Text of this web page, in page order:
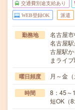
交通費別途支給あり
WEB登録OK 派遣
勤務地
名古屋
名古屋
古屋駅
まライ
曜日頻度 月～金
時間
8：45～
短OK（